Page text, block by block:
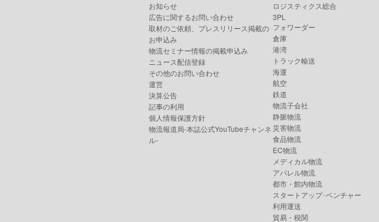
お知らせ
広告に関するお問い合わせ
取材のご依頼、プレスリリース掲載の
お申込み
物流セミナー情報の掲載申込み
ニュース配信登録
その他のお問い合わせ
運営
決算公告
記事の利用
個人情報保護方針
物流報道局-本誌公式YouTubeチャンネ
ル-
ロジスティクス総合
3PL
フォワーダー
倉庫
港湾
トラック輸送
海運
航空
鉄道
物流子会社
静脈物流
災害物流
食品物流
EC物流
メディカル物流
アパレル物流
都市・館内物流
スタートアップ･ベンチャー
利用運送
貿易・税関